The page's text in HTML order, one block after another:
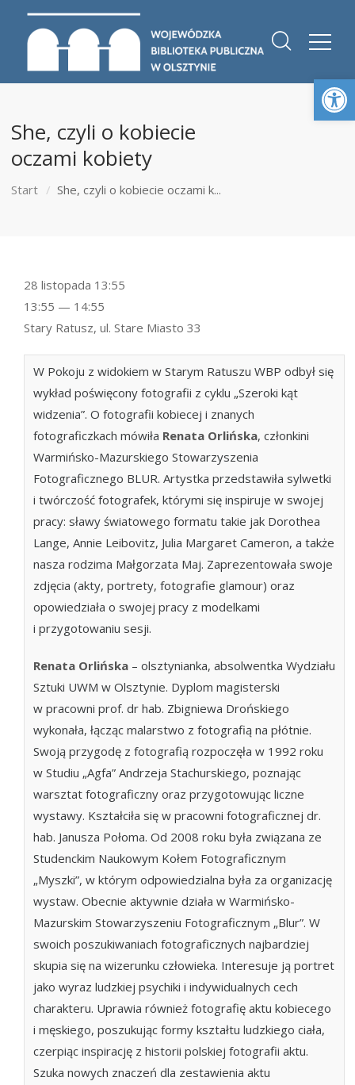
She, czyli o kobiecie
oczami kobiety
Start She, czyli o kobiecie oczami k...
W Pokoju z widokiem w Starym Ratuszu WBP odbył się
wykład poświęcony fotografii z cyklu „Szeroki kąt
widzenia”. O fotografii kobiecej i znanych
fotograficzkach mówiła Renata Orlińska, członkini
Warmińsko-Mazurskiego Stowarzyszenia
Fotograficznego BLUR. Artystka przedstawiła sylwetki
i twórczość fotografek, którymi się inspiruje w swojej
pracy: sławy światowego formatu takie jak Dorothea
Lange, Annie Leibovitz, Julia Margaret Cameron, a także
nasza rodzima Małgorzata Maj. Zaprezentowała swoje
zdjęcia (akty, portrety, fotografie glamour) oraz
opowiedziała o swojej pracy z modelkami
i przygotowaniu sesji.
Renata Orlińska – olsztynianka, absolwentka Wydziału
Sztuki UWM w Olsztynie. Dyplom magisterski
w pracowni prof. dr hab. Zbigniewa Drońskiego
wykonała, łącząc malarstwo z fotografią na płótnie.
Swoją przygodę z fotografią rozpoczęła w 1992 roku
w Studiu „Agfa” Andrzeja Stachurskiego, poznając
warsztat fotograficzny oraz przygotowując liczne
wystawy. Kształciła się w pracowni fotograficznej dr.
hab. Janusza Połoma. Od 2008 roku była związana ze
Studenckim Naukowym Kołem Fotograficznym
„Myszki”, w którym odpowiedzialna była za organizację
wystaw. Obecnie aktywnie działa w Warmińsko-
Mazurskim Stowarzyszeniu Fotograficznym „Blur”. W
swoich poszukiwaniach fotograficznych najbardziej
skupia się na wizerunku człowieka. Interesuje ją portret
jako wyraz ludzkiej psychiki i indywidualnych cech
charakteru. Uprawia również fotografię aktu kobiecego
i męskiego, poszukując formy kształtu ludzkiego ciała,
czerpiąc inspirację z historii polskiej fotografii aktu.
Szuka nowych znaczeń dla zestawienia aktu
28 listopada 13:55
13:55 — 14:55
Stary Ratusz, ul. Stare Miasto 33